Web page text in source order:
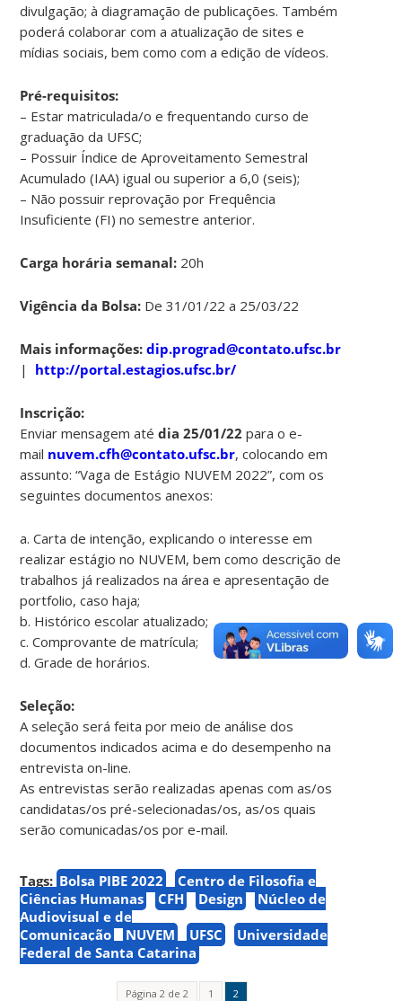
divulgação; à diagramação de publicações. Também
poderá colaborar com a atualização de sites e
mídias sociais, bem como com a edição de vídeos.
Pré-requisitos:
– Estar matriculada/o e frequentando curso de
graduação da UFSC;
– Possuir Índice de Aproveitamento Semestral
Acumulado (IAA) igual ou superior a 6,0 (seis);
– Não possuir reprovação por Frequência
Insuficiente (FI) no semestre anterior.
Carga horária semanal: 20h
Vigência da Bolsa: De 31/01/22 a 25/03/22
Mais informações: dip.prograd@contato.ufsc.br
| http://portal.estagios.ufsc.br/
Inscrição:
Enviar mensagem atédia 25/01/22 para o e-
mail nuvem.cfh@contato.ufsc.br, colocando em
assunto: “Vaga de Estágio NUVEM 2022”, com os
seguintes documentos anexos:
a. Carta de intenção, explicando o interesse em
realizar estágio no NUVEM, bem como descrição de
trabalhos já realizados na área e apresentação de
portfolio, caso haja;
b. Histórico escolar atualizado;
c. Comprovante de matrícula;
d. Grade de horários.
Seleção:
A seleção será feita por meio de análise dos
documentos indicados acima e do desempenho na
entrevista on-line.
As entrevistas serão realizadas apenas com as/os
candidatas/os pré-selecionadas/os, as/os quais
serão comunicadas/os por e-mail.
Tags: Bolsa PIBE 2022
Centro de Filosofia e
Ciências Humanas
CFH Design
Núcleo de
Audiovisual e de
Comunicação
NUVEM UFSC
Universidade
Federal de Santa Catarina
Página 2 de 2 1 2